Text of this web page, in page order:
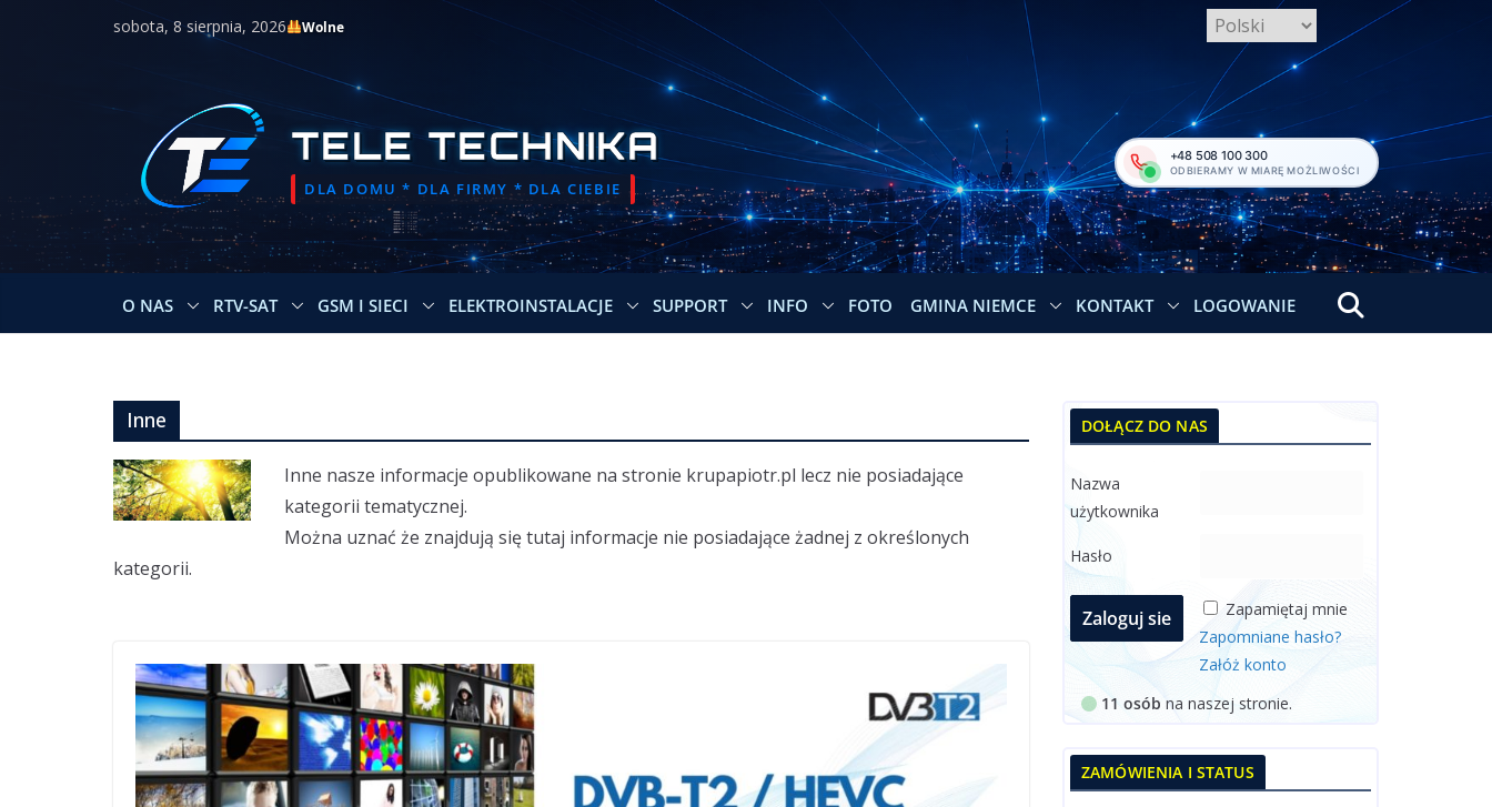
sobota, 8 sierpnia, 2026 Wolne
TELE TECHNIKA
DLA DOMU * DLA FIRMY * DLA CIEBIE
+48 508 100 300
ODBIERAMY W MIARĘ MOŻLIWOŚCI
O NAS RTV-SAT GSM I SIECI ELEKTROINSTALACJE SUPPORT INFO FOTO GMINA NIEMCE KONTAKT LOGOWANIE
Inne
Inne nasze informacje opublikowane na stronie krupapiotr.pl lecz nie posiadające
kategorii tematycznej.
Można uznać że znajdują się tutaj informacje nie posiadające żadnej z określonych
kategorii.
DOŁĄCZ DO NAS
Nazwa
użytkownika
Hasło
Zapamiętaj mnie
Zapomniane hasło?
Załóż konto
11 osób na naszej stronie.
ZAMÓWIENIA I STATUS